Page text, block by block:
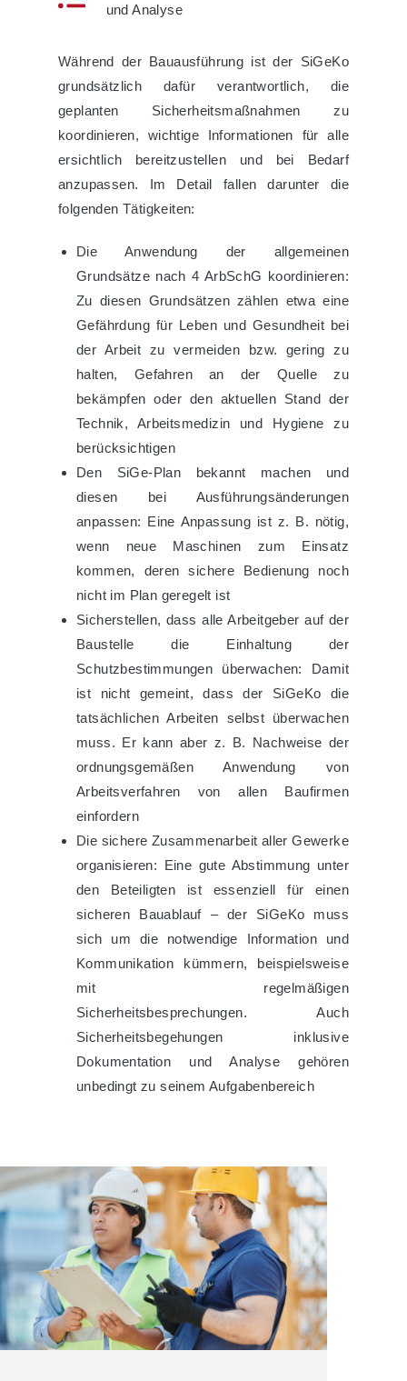
und Analyse
Während der Bauausführung ist der SiGeKo
grundsätzlich dafür verantwortlich, die
geplanten Sicherheitsmaßnahmen zu
koordinieren, wichtige Informationen für alle
ersichtlich bereitzustellen und bei Bedarf
anzupassen. Im Detail fallen darunter die
folgenden Tätigkeiten:
Die Anwendung der allgemeinen
Grundsätze nach 4 ArbSchG koordinieren:
Zu diesen Grundsätzen zählen etwa eine
Gefährdung für Leben und Gesundheit bei
der Arbeit zu vermeiden bzw. gering zu
halten, Gefahren an der Quelle zu
bekämpfen oder den aktuellen Stand der
Technik, Arbeitsmedizin und Hygiene zu
berücksichtigen
Den SiGe-Plan bekannt machen und
diesen bei Ausführungsänderungen
anpassen: Eine Anpassung ist z. B. nötig,
wenn neue Maschinen zum Einsatz
kommen, deren sichere Bedienung noch
nicht im Plan geregelt ist
Sicherstellen, dass alle Arbeitgeber auf der
Baustelle die Einhaltung der
Schutzbestimmungen überwachen: Damit
ist nicht gemeint, dass der SiGeKo die
tatsächlichen Arbeiten selbst überwachen
muss. Er kann aber z. B. Nachweise der
ordnungsgemäßen Anwendung von
Arbeitsverfahren von allen Baufirmen
einfordern
Die sichere Zusammenarbeit aller Gewerke
organisieren: Eine gute Abstimmung unter
den Beteiligten ist essenziell für einen
sicheren Bauablauf – der SiGeKo muss
sich um die notwendige Information und
Kommunikation kümmern, beispielsweise
mit regelmäßigen
Sicherheitsbesprechungen. Auch
Sicherheitsbegehungen inklusive
Dokumentation und Analyse gehören
unbedingt zu seinem Aufgabenbereich